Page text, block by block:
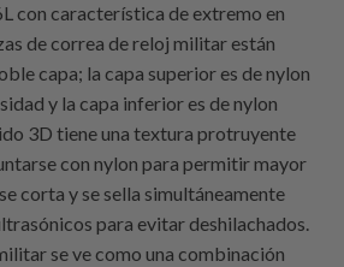
con característica de extremo en
de correa de reloj militar están
capa; la capa superior es de nylon
y la capa inferior es de nylon
3D tiene una textura protruyente
con nylon para permitir mayor
corta y se sella simultáneamente
para evitar deshilachados.
se ve como una combinación